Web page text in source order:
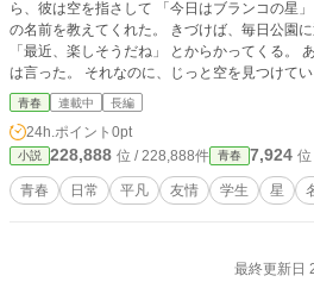
ら、彼は空を指さして 「今日はブランコの星」 「今日
の名前を教えてくれた。 きづけば、毎日公園に通っていた。 友達、璃々からは
「最近、楽しそうだね」 とからかってくる。 ある日 「今日は自転車の星」と彼
は言った。 それなのに、じっと空を見つけている。 「何を捜してるの？
前のない星」 「探してどうするの」 「名前を付けてもらう」 私はもう一度空を
見上げた。 「星に？」 「呼ばれない名前何て、いらないと思ってたのにね」 彼
は私を見た。 その顔が少しだけさみしく映った
青春 連載中 長編
24h.ポイント 0pt
小説 228,888 位 / 228,888件 青春 7,924
青春 日常 平凡 友情 学生 星
最終更新日